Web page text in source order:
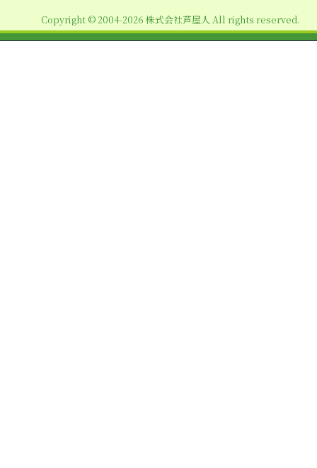
ン
Copyright © 2004-2026 株式会社芦屋人 All rights reserved.